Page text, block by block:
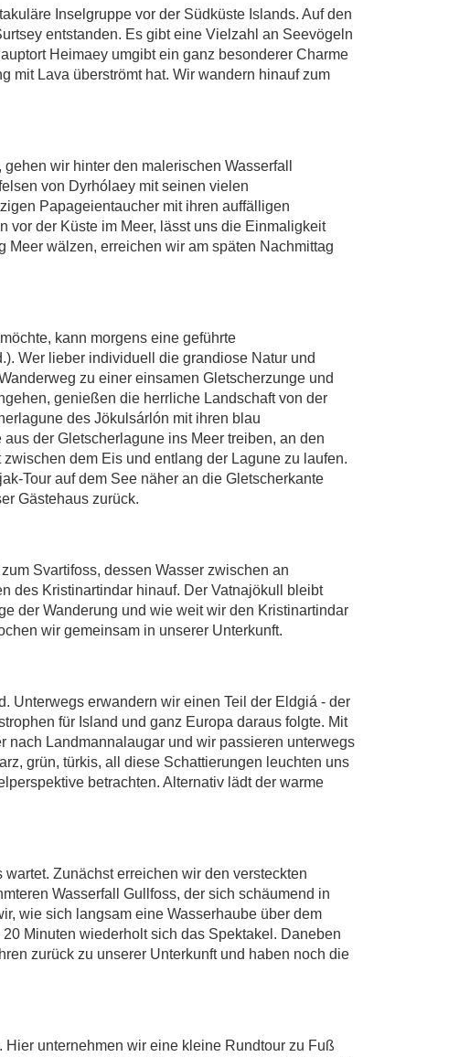
Inselgruppe vor der Südküste Islands. Auf den
entstanden. Es gibt eine Vielzahl an Seevögeln
Heimaey umgibt ein ganz besonderer Charme
mit Lava überströmt hat. Wir wandern hinauf zum
wir hinter den malerischen Wasserfall
von Dyrhólaey mit seinen vielen
Papageientaucher mit ihren auffälligen
vor der Küste im Meer, lässt uns die Einmaligkeit
wälzen, erreichen wir am späten Nachmittag
kann morgens eine geführte
Wer lieber individuell die grandiose Natur und
zu einer einsamen Gletscherzunge und
genießen die herrliche Landschaft von der
des Jökulsárlón mit ihren blau
der Gletscherlagune ins Meer treiben, an den
dem Eis und entlang der Lagune zu laufen.
Tour auf dem See näher an die Gletscherkante
Gästehaus zurück.
Svartifoss, dessen Wasser zwischen an
des Kristinartindar hinauf. Der Vatnajökull bleibt
der Wanderung und wie weit wir den Kristinartindar
wir gemeinsam in unserer Unterkunft.
Unterwegs erwandern wir einen Teil der Eldgiá - der
für Island und ganz Europa daraus folgte. Mit
nach Landmannalaugar und wir passieren unterwegs
grün, türkis, all diese Schattierungen leuchten uns
betrachten. Alternativ lädt der warme
Zunächst erreichen wir den versteckten
Wasserfall Gullfoss, der sich schäumend in
wie sich langsam eine Wasserhaube über dem
Minuten wiederholt sich das Spektakel. Daneben
zurück zu unserer Unterkunft und haben noch die
unternehmen wir eine kleine Rundtour zu Fuß